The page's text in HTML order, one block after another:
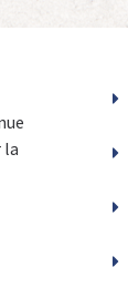
la